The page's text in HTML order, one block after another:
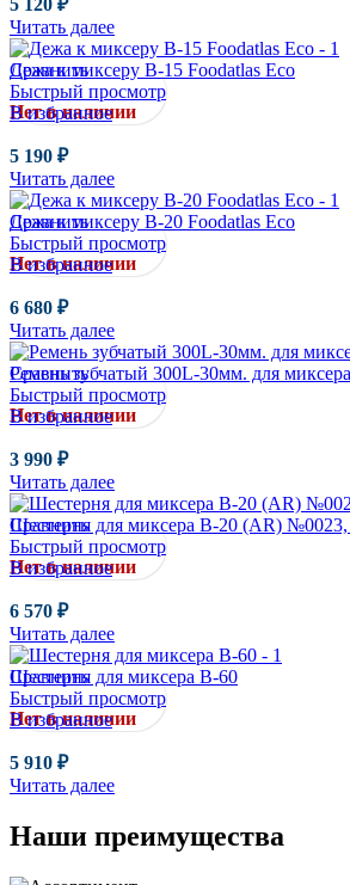
Читать далее
Сравнить
Быстрый просмотр
В избранное
Дежа к миксеру B-15 Foodatlas Eco
Нет в наличии
5 190 ₽
Читать далее
Сравнить
Быстрый просмотр
В избранное
Дежа к миксеру B-20 Foodatlas Eco
Нет в наличии
6 680 ₽
Читать далее
Сравнить
Быстрый просмотр
В избранное
Ремень зубчатый 300L-30мм. для
Нет в наличии
3 990 ₽
Читать далее
Сравнить
Быстрый просмотр
В избранное
Шестерня для миксера B-20 (AR) №0023,
Нет в наличии
6 570 ₽
Читать далее
Сравнить
Быстрый просмотр
В избранное
Шестерня для миксера B-60
Нет в наличии
5 910 ₽
Читать далее
Наши преимущества